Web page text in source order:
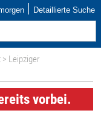
| Detaillierte Suche
> Leipziger
vorbei.